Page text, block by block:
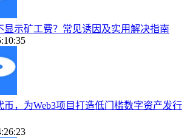
显示矿工费？常见诱因及实用解决指南
币，为Web3项目打造低门槛数字资产发行